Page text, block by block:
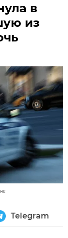
в
из
Telegram